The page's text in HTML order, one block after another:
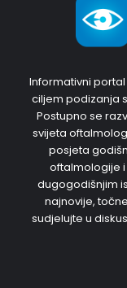
Informativni
ciljem podizanja
Postupno se
svijeta
posjeta
oftalmologije
dugogodišnjim
najnovije,
sudjelujte u